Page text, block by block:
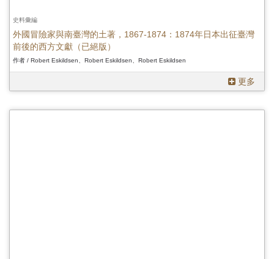
史料彙編
外國冒險家與南臺灣的土著，1867-1874：1874年日本出征臺灣
前後的西方文獻（已絕版）
作者 / Robert Eskildsen、Robert Eskildsen、Robert Eskildsen
更多